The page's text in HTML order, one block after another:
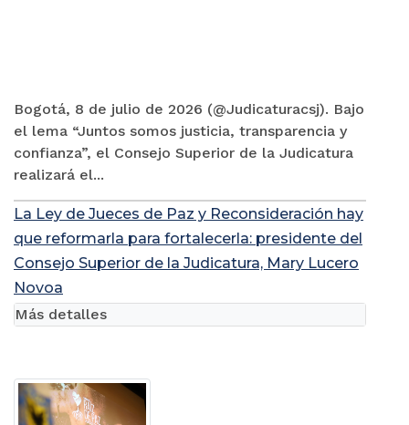
Bogotá, 8 de julio de 2026 (@Judicaturacsj). Bajo
el lema “Juntos somos justicia, transparencia y
confianza”, el Consejo Superior de la Judicatura
realizará el...
La Ley de Jueces de Paz y Reconsideración hay
que reformarla para fortalecerla: presidente del
Consejo Superior de la Judicatura, Mary Lucero
Novoa
Más detalles